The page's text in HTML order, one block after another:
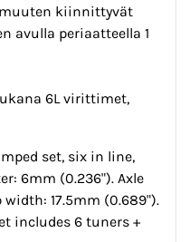
kiinnittyvät
avulla periaatteella 1
6L virittimet,
set, six in line,
6mm (0.236"). Axle
17.5mm (0.689").
includes 6 tuners +